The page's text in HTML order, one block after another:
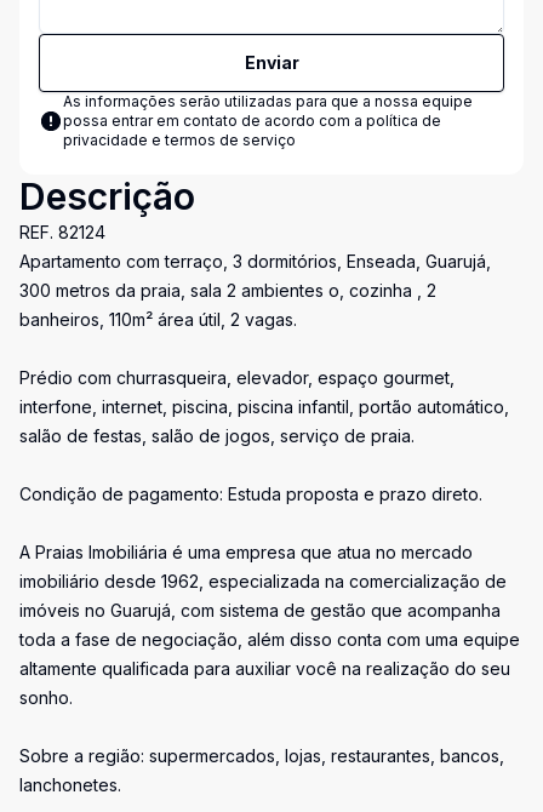
Enviar
As informações serão utilizadas para que a nossa equipe
possa entrar em contato de acordo com a política de
privacidade e termos de serviço
Descrição
REF. 82124
Apartamento com terraço, 3 dormitórios, Enseada, Guarujá,
300 metros da praia, sala 2 ambientes o, cozinha , 2
banheiros, 110m² área útil, 2 vagas.
Prédio com churrasqueira, elevador, espaço gourmet,
interfone, internet, piscina, piscina infantil, portão automático,
salão de festas, salão de jogos, serviço de praia.
Condição de pagamento: Estuda proposta e prazo direto.
A Praias Imobiliária é uma empresa que atua no mercado
imobiliário desde 1962, especializada na comercialização de
imóveis no Guarujá, com sistema de gestão que acompanha
toda a fase de negociação, além disso conta com uma equipe
altamente qualificada para auxiliar você na realização do seu
sonho.
Sobre a região: supermercados, lojas, restaurantes, bancos,
lanchonetes.